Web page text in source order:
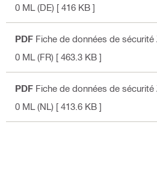
0 ML (DE) [ 416 KB ]
PDF Fiche de données de sécurité
0 ML (FR) [ 463.3 KB ]
PDF Fiche de données de sécurité
0 ML (NL) [ 413.6 KB ]